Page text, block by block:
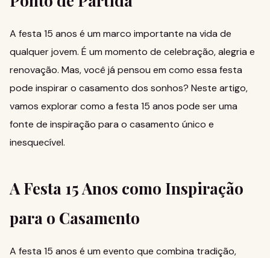
A festa 15 anos é um marco importante na vida de
qualquer jovem. É um momento de celebração, alegria e
renovação. Mas, você já pensou em como essa festa
pode inspirar o casamento dos sonhos? Neste artigo,
vamos explorar como a festa 15 anos pode ser uma
fonte de inspiração para o casamento único e
inesquecível.
A Festa 15 Anos como Inspiração
para o Casamento
A festa 15 anos é um evento que combina tradição,